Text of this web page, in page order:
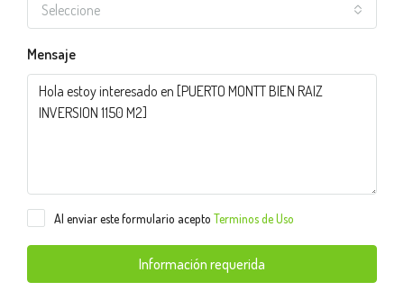
Seleccione
Mensaje
Al enviar este formulario acepto Terminos de Uso
Información requerida